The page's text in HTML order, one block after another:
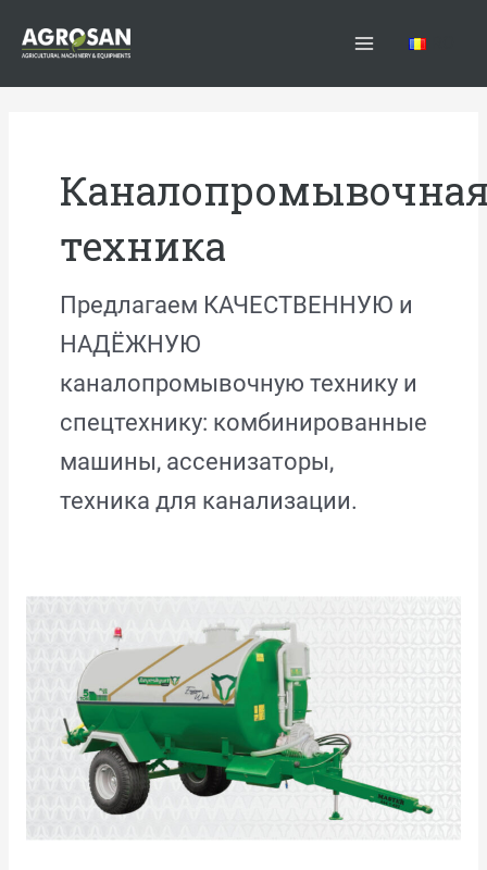
техника
Предлагаем КАЧЕСТВЕННУЮ и
НАДЁЖНУЮ
каналопромывочную технику и
спецтехнику: комбинированные
машины, ассенизаторы,
техника для канализации.
ассенизатор
(прицеп),